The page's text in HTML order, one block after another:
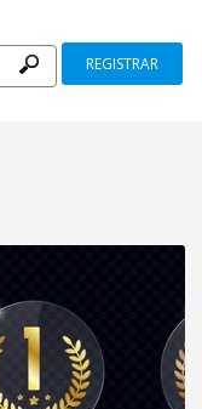
REGISTRAR